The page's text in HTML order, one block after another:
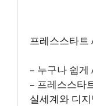
프레스스타트
– 누구나 쉽게
– 프레스스타
실세계와 디